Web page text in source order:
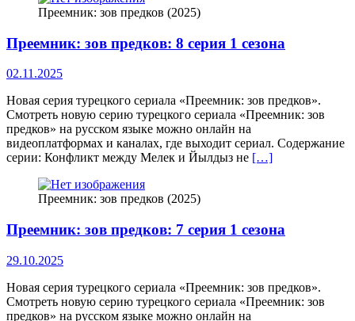
Преемник: зов предков (2025)
Преемник: зов предков: 8 серия 1 сезона
02.11.2025
Новая серия турецкого сериала «Преемник: зов предков».
Смотреть новую серию турецкого сериала «Преемник: зов
предков» на русском языке можно онлайн на
видеоплатформах и каналах, где выходит сериал. Содержание
серии: Конфликт между Мелек и Йылдыз не […]
Преемник: зов предков (2025)
Преемник: зов предков: 7 серия 1 сезона
29.10.2025
Новая серия турецкого сериала «Преемник: зов предков».
Смотреть новую серию турецкого сериала «Преемник: зов
предков» на русском языке можно онлайн на